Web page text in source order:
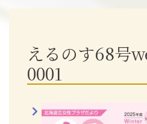
えるのす68号
0001